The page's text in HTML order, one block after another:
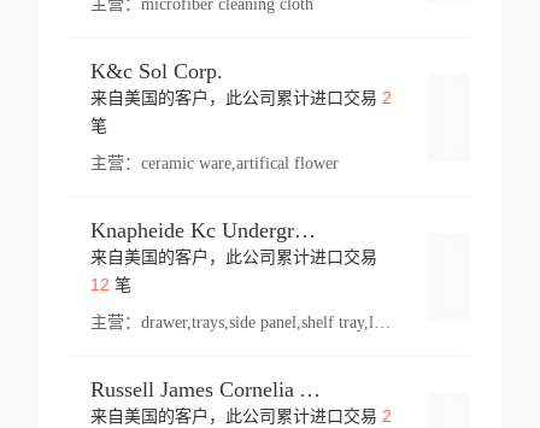
主营： microfiber cleaning cloth
K&c Sol Corp.
来自美国的客户，此公司累计进口交易 2
笔
主营： ceramic ware,artifical flower
Knapheide Kc Underground
来自美国的客户，此公司累计进口交易
12 笔
主营：
Russell James Cornelia Arlington Va
来自美国的客户，此公司累计进口交易 2